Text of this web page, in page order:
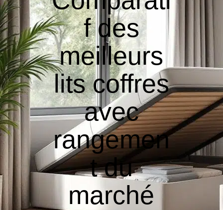
f des
meilleurs
lits coffres
avec
rangemen
t du
marché